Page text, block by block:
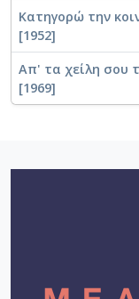
Κατηγορώ την
[1952]
Απ' τα χείλη σου
[1969]